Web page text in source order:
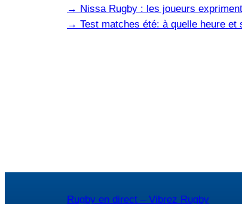
→ Nissa Rugby : les joueurs
→ Test matches été: à quelle heure
Rugby en direct – Vibrez Rugby